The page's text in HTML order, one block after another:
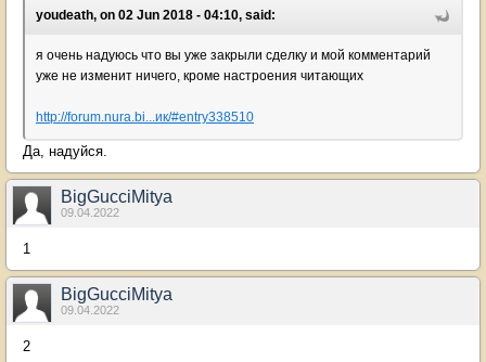
youdeath, on 02 Jun 2018 - 04:10, said:
я очень надуюсь что вы уже закрыли сделку и мой комментарий
уже не изменит ничего, кроме настроения читающих
http://forum.nura.bi...ик/#entry338510
Да, надуйся.
BigGucciMitya
09.04.2022
1
BigGucciMitya
09.04.2022
2